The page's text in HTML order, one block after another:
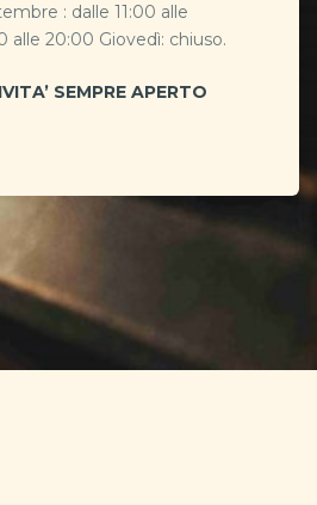
: dalle 11:00 alle
alle 20:00 Giovedì: chiuso.
SEMPRE APERTO